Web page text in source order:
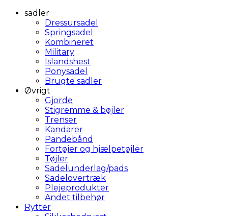
sadler
Dressursadel
Springsadel
Kombineret
Military
Islandshest
Ponysadel
Brugte sadler
Øvrigt
Gjorde
Stigremme & bøjler
Trenser
Kandarer
Pandebånd
Fortøjer og hjælpetøjler
Tøjler
Sadelunderlag/pads
Sadelovertræk
Plejeprodukter
Andet tilbehør
Rytter